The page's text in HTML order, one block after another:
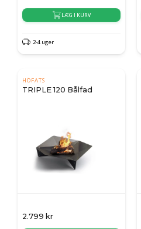
LÆG I KURV
2-4 uger
HÖFATS
TRIPLE 120 Bålfad
2.799 kr